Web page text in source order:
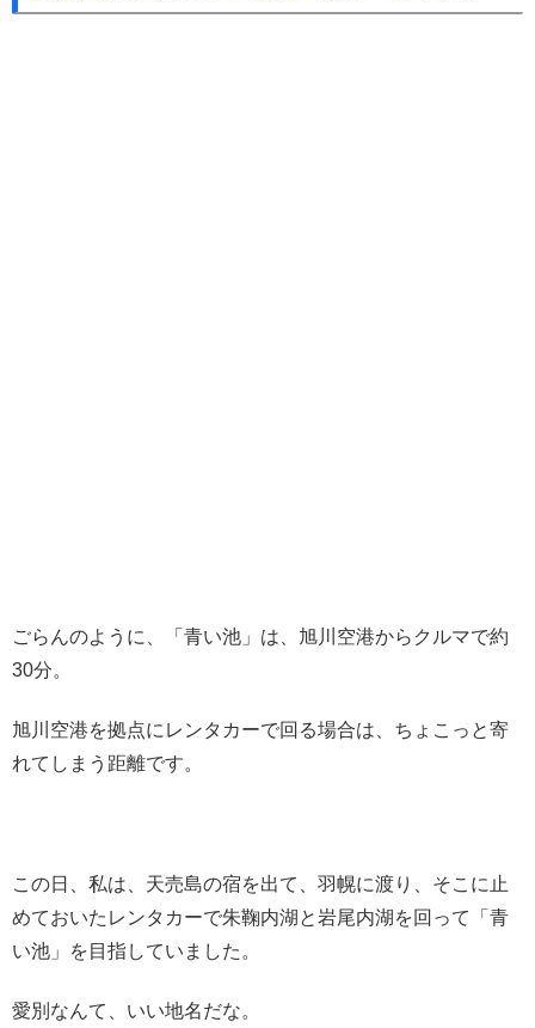
ごらんのように、「青い池」は、旭川空港からクルマで約
30分。
旭川空港を拠点にレンタカーで回る場合は、ちょこっと寄
れてしまう距離です。
この日、私は、天売島の宿を出て、羽幌に渡り、そこに止
めておいたレンタカーで朱鞠内湖と岩尾内湖を回って「青
い池」を目指していました。
愛別なんて、いい地名だな。